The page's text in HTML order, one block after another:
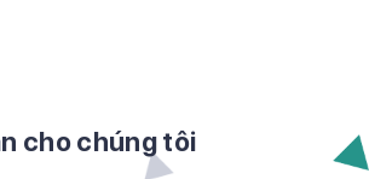
cho chúng tôi